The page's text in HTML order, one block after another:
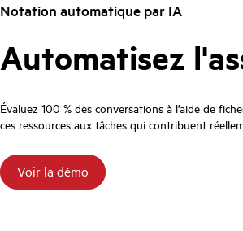
Notation automatique par IA
Automatisez
Évaluez 100 % des conversations à l’aide de
ces ressources aux tâches qui contribuent
Voir la démo